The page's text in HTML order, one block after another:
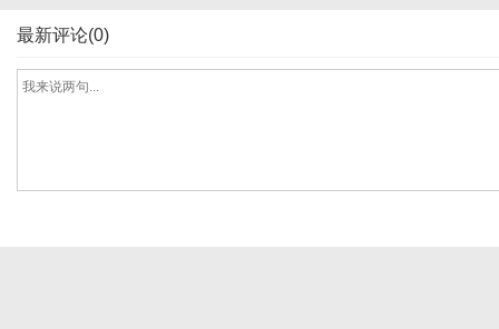
最新评论(0)